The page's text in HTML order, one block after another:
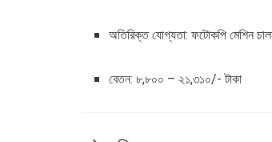
অতিরিক্ত যোগ্যতা: ফটোকপি মেশিন
বেতন: ৮,৮০০ – ২১,৩১০/- টাকা